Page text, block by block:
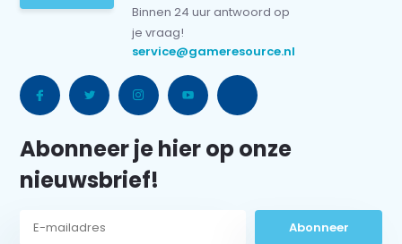
Binnen 24 uur antwoord op
je vraag!
service@gameresource.nl
Abonneer je hier op onze
nieuwsbrief!
Abonneer